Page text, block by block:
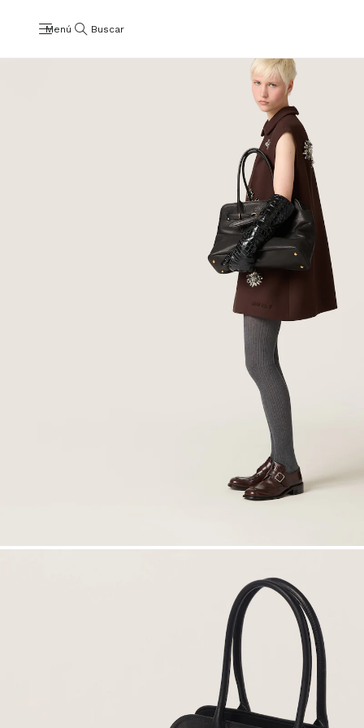
Menú Buscar